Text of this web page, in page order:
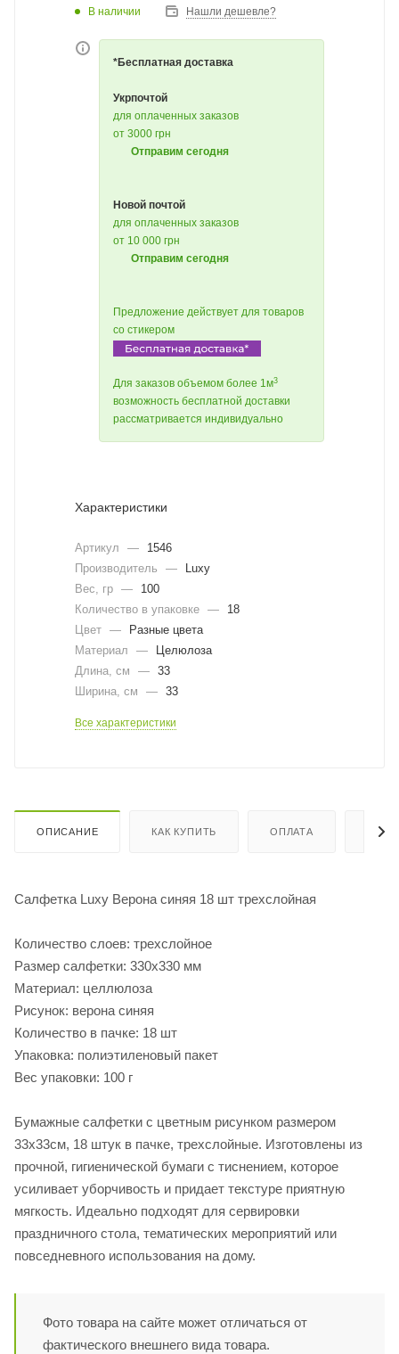
В наличии Нашли дешевле?
*Бесплатная доставка
Укрпочтой
для оплаченных заказов
от 3000 грн
Отправим сегодня
Новой почтой
для оплаченных заказов
от 10 000 грн
Отправим сегодня
Предложение действует для товаров
со стикером
Для заказов объемом более 1м3
возможность бесплатной доставки
рассматривается индивидуально
Характеристики
Артикул —
1546
Производитель
—
Luxy
Вес, гр —
100
Количество в упаковке —
18
Цвет —
Разные цвета
Материал
—
Целюлоза
Длина, cм
— 33
Ширина, cм
— 33
Все характеристики
ОПИСАНИЕ КАК КУПИТЬ ОПЛАТА
Салфетка Luxy Верона синяя 18 шт трехслойная
Количество слоев: трехслойное
Размер салфетки: 330х330 мм
Материал: целлюлоза
Рисунок: верона синяя
Количество в пачке: 18 шт
Упаковка: полиэтиленовый пакет
Вес упаковки: 100 г
Бумажные салфетки с цветным рисунком размером
33х33см, 18 штук в пачке, трехслойные. Изготовлены из
прочной, гигиенической бумаги с тиснением, которое
усиливает уборчивость и придает текстуре приятную
мягкость. Идеально подходят для сервировки
праздничного стола, тематических мероприятий или
повседневного использования на дому.
Фото товара на сайте может отличаться от
фактического внешнего вида товара.